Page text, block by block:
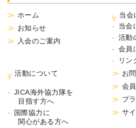
ホーム
お知らせ
入会のご案内
当会
当会
活動
会員
リン
活動について
JICA海外協力隊を
目指す方へ
国際協力に
関心がある方へ
お
会
プ
サ